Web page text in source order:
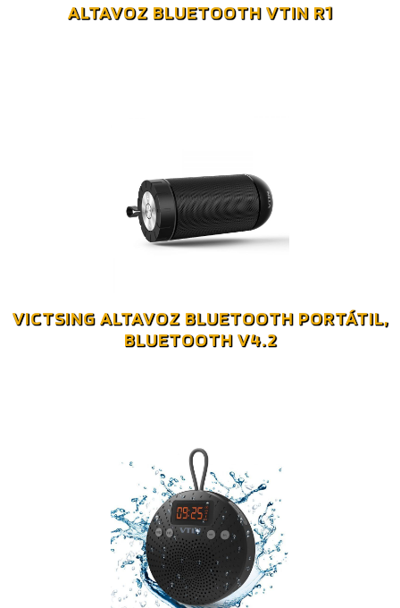
ALTAVOZ BLUETOOTH VTIN R1
VICTSING ALTAVOZ BLUETOOTH PORTÁTIL,
BLUETOOTH V4.2